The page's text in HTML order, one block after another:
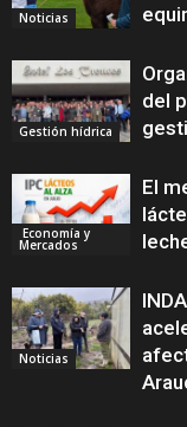
Noticias
Gestión hídrica
del
Economía y
Mercados
El
Noticias